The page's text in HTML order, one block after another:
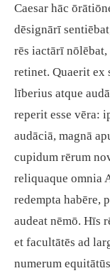
Caesar hāc
dēsignārī
rēs iactārī
retinet. Quaerit ex
līberius atque
reperit esse vēra:
audāciā, magnā
cupidum rērum
reliquaque omnia
redempta habēre,
audeat nēmō. Hīs
et facultātēs ad
numerum